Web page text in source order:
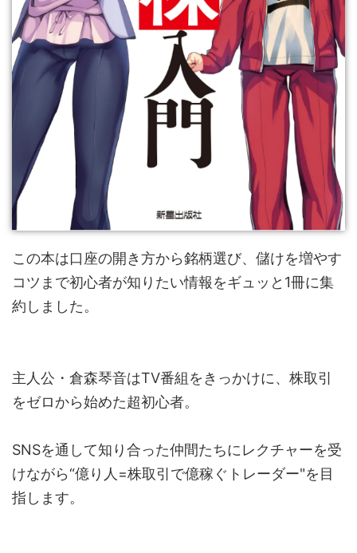
この本は口座の開き方から銘柄選び、儲けを増やす
コツまで初心者が知りたい情報をギュッと1冊に集
約しました。
主人公・倉森琴音はTV番組をきっかけに、株取引
をゼロから始めた超初心者。
SNSを通して知り合った仲間たちにレクチャーを受
けながら“億り人=株取引で億稼ぐトレーダー"を目
指します。